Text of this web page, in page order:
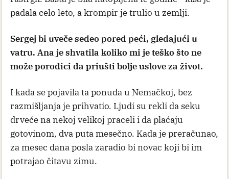
padala celo leto, a krompir je trulio u zemlji.
Sergej bi uveče sedeo pored peći, gledajući u
vatru. Ana je shvatila koliko mi je teško što ne
može porodici da priušti bolje uslove za život.
I kada se pojavila ta ponuda u Nemačkoj, bez
razmišljanja je prihvatio. Ljudi su rekli da seku
drveće na nekoj velikoj praceli i da plaćaju
gotovinom, dva puta mesečno. Kada je preračunao,
za mesec dana posla zaradio bi novac koji bi im
potrajao čitavu zimu.